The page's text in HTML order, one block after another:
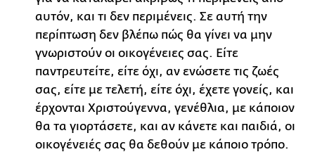
αυτόν, και τι δεν περιμένεις. Σε αυτή την
περίπτωση δεν βλέπω πώς θα γίνει να μην
γνωριστούν οι οικογένειες σας. Είτε
παντρευτείτε, είτε όχι, αν ενώσετε τις ζωές
σας, είτε με τελετή, είτε όχι, έχετε γονείς, και
έρχονται Χριστούγεννα, γενέθλια, με κάποιον
θα τα γιορτάσετε, και αν κάνετε και παιδιά, οι
οικογένειές σας θα δεθούν με κάποιο τρόπο.